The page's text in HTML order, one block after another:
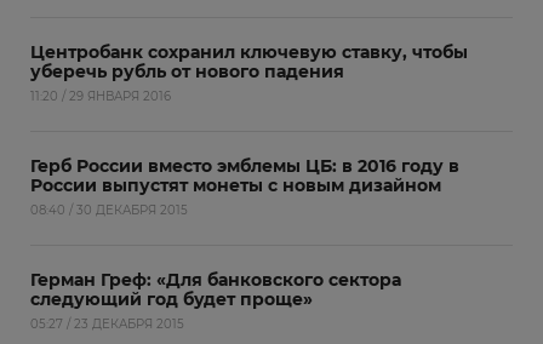
Центробанк сохранил ключевую ставку, чтобы
уберечь рубль от нового падения
11:20 / 29 ЯНВАРЯ 2016
Герб России вместо эмблемы ЦБ: в 2016 году в
России выпустят монеты с новым дизайном
08:40 / 30 ДЕКАБРЯ 2015
Герман Греф: «Для банковского сектора
следующий год будет проще»
05:27 / 23 ДЕКАБРЯ 2015